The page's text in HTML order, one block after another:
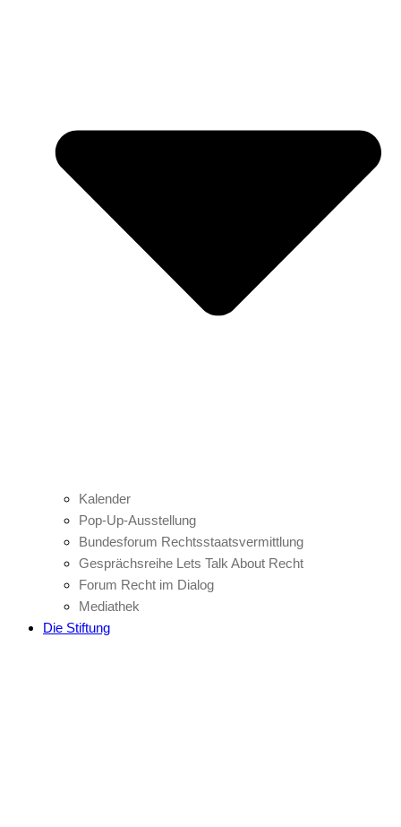
Kalender
Pop-Up-Ausstellung
Bundesforum Rechtsstaatsvermittlung
Gesprächsreihe Lets Talk About Recht
Forum Recht im Dialog
Mediathek
Die Stiftung